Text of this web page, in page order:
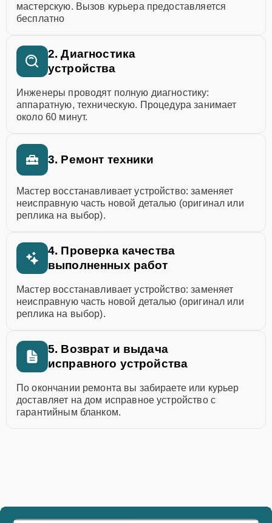
мастерскую. Вызов курьера предоставляется
бесплатно
2. Диагностика
устройства
Инженеры проводят полную диагностику:
аппаратную, техническую. Процедура занимает
около 60 минут.
3. Ремонт техники
Мастер восстанавливает устройство: заменяет
неисправную часть новой деталью (оригинал или
реплика на выбор).
4. Проверка качества
выполненных работ
Мастер восстанавливает устройство: заменяет
неисправную часть новой деталью (оригинал или
реплика на выбор).
5. Возврат и выдача
исправного устройства
По окончании ремонта вы забираете или курьер
доставляет на дом исправное устройство с
гарантийным бланком.